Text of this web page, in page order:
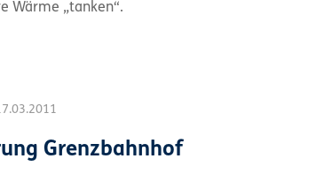
Wärme „tanken“.
Grenzbahnhof